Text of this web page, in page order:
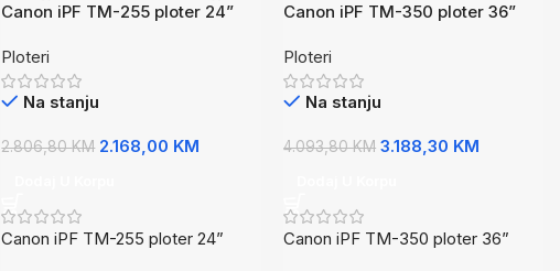
Canon iPF TM-255 ploter 24”
Ploteri
Na stanju
2.806,80KM 2.168,00 KM
Canon iPF TM-255 ploter 24”
Canon iPF TM-350 ploter 36”
Ploteri
Na stanju
4.093,80KM 3.188,30 KM
Canon iPF TM-350 ploter 36”